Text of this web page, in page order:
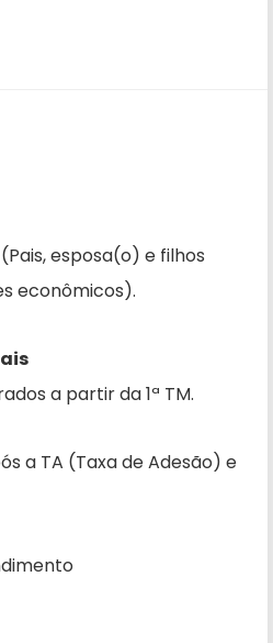
esposa(o) e filhos
econômicos).
a partir da 1ª TM.
a TA (Taxa de Adesão) e